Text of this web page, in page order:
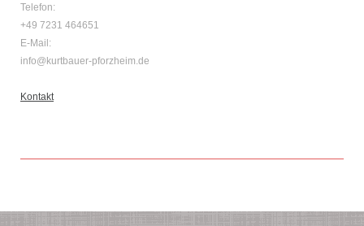
Telefon:
+49 7231 464651
E-Mail:
info@kurtbauer-pforzheim.de
Kontakt